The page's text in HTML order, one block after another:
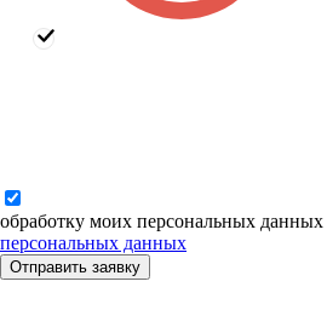
обработку моих персональных данных
персональных данных